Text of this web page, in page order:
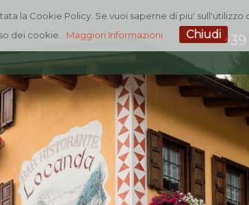
la Cookie Policy. Se vuoi saperne di piu'
dei cookie.
Maggiori Informazioni Chiudi